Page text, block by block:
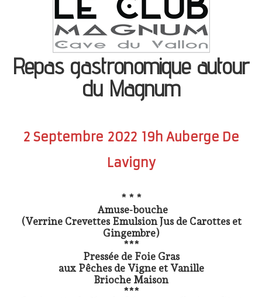
Boutique
Aktueller Preis
Cocagne 1er Grand Cru
Präsentation
Infos pratiques ▼
Deutsch▼
Repas gastronomique autour
du Magnum
2 Septembre 2022 19h Auberge De
Lavigny
* * *
Amuse-bouche
(Verrine Crevettes Emulsion Jus de Carottes et
Gingembre)
***
Pressée de Foie Gras
aux Pêches de Vigne et Vanille
Brioche Maison
***